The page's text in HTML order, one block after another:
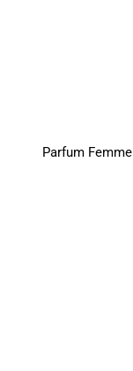
Parfum Femme